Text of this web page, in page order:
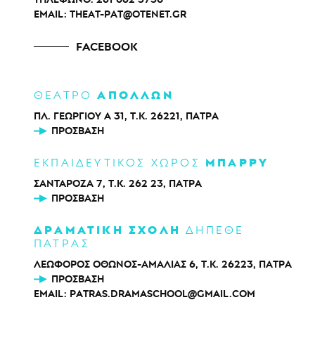
EMAIL: THEAT-PAT@OTENET.GR
FACEBOOK
ΘΕΑΤΡΟΑΠΟΛΛΩΝ
ΠΛ. ΓΕΩΡΓΙΟΥ Α 31, Τ.Κ. 26221, ΠΑΤΡΑ
ΠΡΌΣΒΑΣΗ
ΕΚΠΑΙΔΕΥΤΙΚΟΣ ΧΩΡΟΣ ΜΠΑΡΡΥ
ΣΑΝΤΑΡΟΖΑ 7, Τ.Κ. 262 23, ΠΑΤΡΑ
ΠΡΌΣΒΑΣΗ
ΔΡΑΜΑΤΙΚΗ ΣΧΟΛΗ ΔΗΠΕΘΕ
ΠΑΤΡΑΣ
ΛΕΩΦΟΡΟΣ ΟΘΩΝΟΣ-ΑΜΑΛΙΑΣ 6, Τ.Κ. 26223, ΠΑΤΡΑ
ΠΡΌΣΒΑΣΗ
EMAIL: PATRAS.DRAMASCHOOL@GMAIL.COM